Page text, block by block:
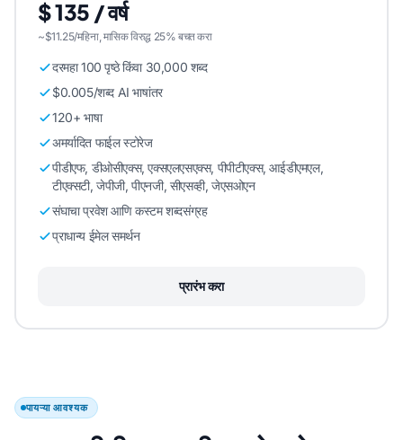
$ 135 / वर्ष
~$11.25/महिना, मासिक विरुद्ध 25% बचत करा
दरमहा 100 पृष्ठे किंवा 30,000 शब्द
$0.005/शब्द AI भाषांतर
120+ भाषा
अमर्यादित फाईल स्टोरेज
पीडीएफ, डीओसीएक्स, एक्सएलएसएक्स, पीपीटीएक्स, आईडीएमएल,
टीएक्सटी, जेपीजी, पीएनजी, सीएसव्ही, जेएसओएन
संघाचा प्रवेश आणि कस्टम शब्दसंग्रह
प्राधान्य ईमेल समर्थन
प्रारंभ करा
पायऱ्या आवश्यक